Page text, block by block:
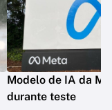
Modelo de IA da
durante teste